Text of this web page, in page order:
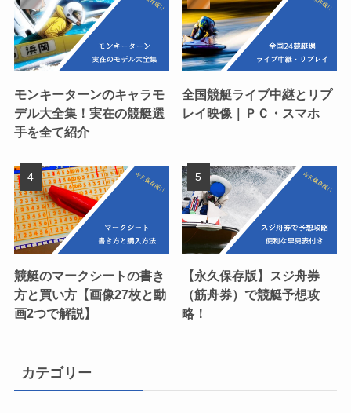
モンキーターンのキャラモ
デル大全集！実在の競艇選
手を全て紹介
全国競艇ライブ中継とリプ
レイ映像｜ＰＣ・スマホ
競艇のマークシートの書き
方と買い方【画像27枚と動
画2つで解説】
【永久保存版】スジ舟券
（筋舟券）で競艇予想攻
略！
カテゴリー